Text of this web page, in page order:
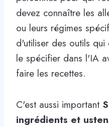
devez connaître les
ou leurs régimes
d'utiliser des outils
le spécifier dans l'IA
faire les recettes.
C'est aussi important
ingrédients et